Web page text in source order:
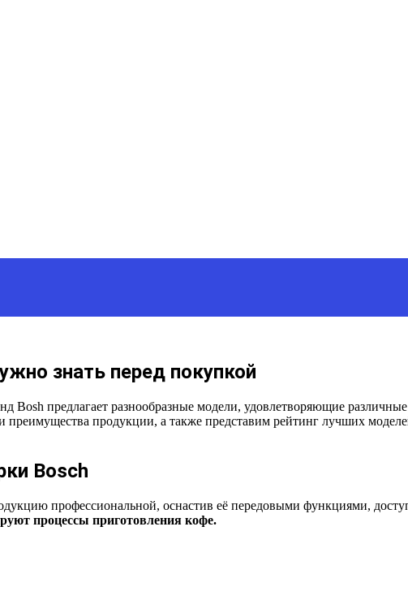
знать перед покупкой
предлагает разнообразные модели, удовлетворяющие различные
продукции, а также представим рейтинг лучших
Bosch
профессиональной, оснастив её передовыми функциями,
процессы приготовления кофе.